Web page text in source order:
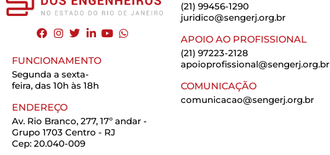
FUNCIONAMENTO
Segunda a sexta-
feira, das 10h às 18h
ENDEREÇO
Av. Rio Branco, 277, 17º andar -
Grupo 1703 Centro - RJ
Cep: 20.040-009
(21) 99456-1290
juridico@sengerj.org.br
APOIO AO PROFISSIONAL
(21) 97223-2128
apoioprofissional@sengerj.org.br
COMUNICAÇÃO
comunicacao@sengerj.org.br